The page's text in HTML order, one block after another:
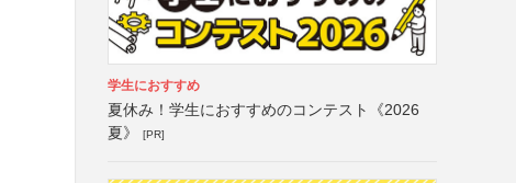
学生におすすめ
夏休み！学生におすすめのコンテスト《2026
夏》
[PR]